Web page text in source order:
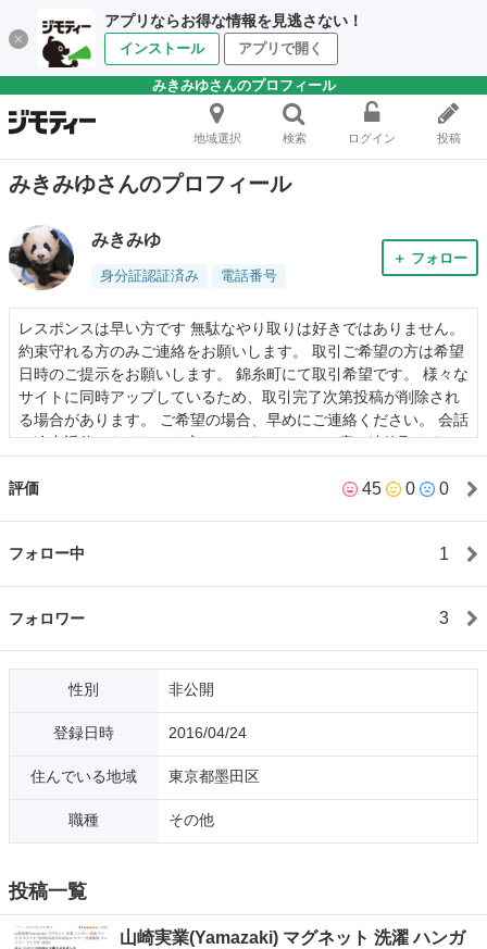
アプリならお得な情報を見逃さない！
インストール アプリで開く
みきみゆさんのプロフィール
地域選択 検索 ログイン 投稿
みきみゆさんのプロフィール
みきみゆ
身分証認証済み 電話番号
＋ フォロー
レスポンスは早い方です 無駄なやり取りは好きではありません。
約束守れる方のみご連絡をお願いします。 取引ご希望の方は希望
日時のご提示をお願いします。 錦糸町にて取引希望です。 様々な
サイトに同時アップしているため、取引完了次第投稿が削除され
る場合があります。 ご希望の場合、早めにご連絡ください。 会話
の途中返信しなくなった方につきましては、二度と連絡取りませ
ご連絡ください。
評価 45 0 0
フォロー中 1
フォロワー 3
性別 非公開
登録日時 2016/04/24
住んでいる地域 東京都墨田区
職種 その他
投稿一覧
山崎実業(Yamazaki) マグネット 洗濯 ハンガ